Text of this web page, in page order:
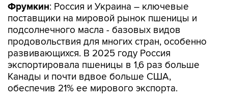
Фрумкин: Россия и Украина – ключевые
поставщики на мировой рынок пшеницы и
подсолнечного масла - базовых видов
продовольствия для многих стран, особенно
развивающихся. В 2025 году Россия
экспортировала пшеницы в 1,6 раз больше
Канады и почти вдвое больше США,
обеспечив 21% ее мирового экспорта.